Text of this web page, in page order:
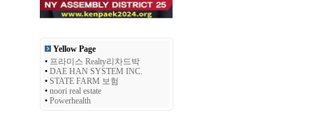
Yellow Page
• 프라미스 Realty리차드박
• DAE HAN SYSTEM INC.
• STATE FARM 보험
• noori real estate
• Powerhealth